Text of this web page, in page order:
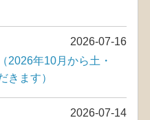
2026-07-16
2026年10月から土・
きます）
2026-07-14